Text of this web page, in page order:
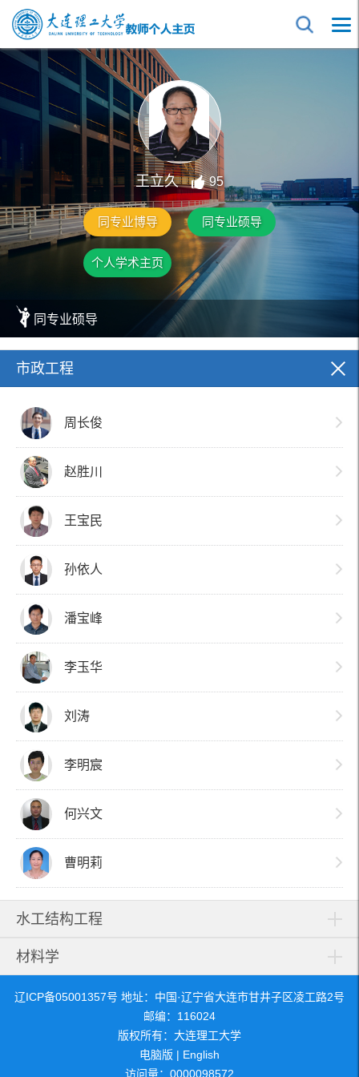
王立久 95
同专业博导 同专业硕导
个人学术主页
同专业硕导
市政工程
周长俊
赵胜川
王宝民
孙依人
潘宝峰
李玉华
刘涛
李明宸
何兴文
曹明莉
水工结构工程
材料学
辽ICP备05001357号 地址：中国·辽宁省大连市甘井子区凌工路2号
邮编：116024
版权所有：大连理工大学
电脑版 | English
访问量： 0000098572